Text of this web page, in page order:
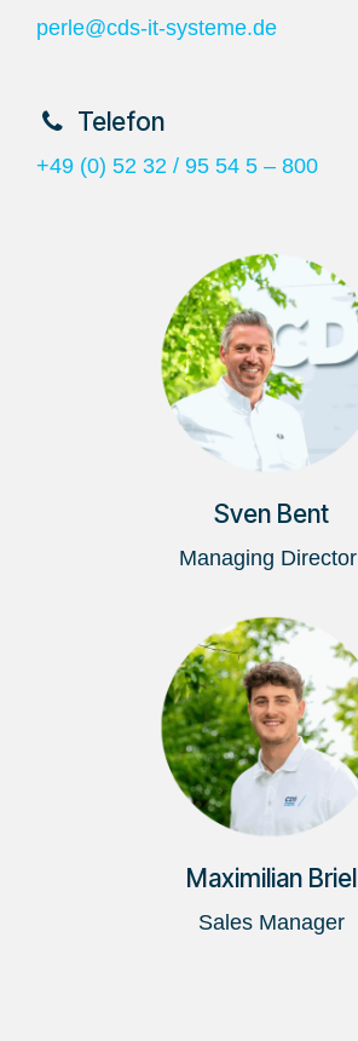
perle@cds-it-systeme.de
​Telefon
+49 (0) 52 32 / 95 54 5 – 800
Sven Bent
Managing Director
Maximilian Briel
Sales Manager